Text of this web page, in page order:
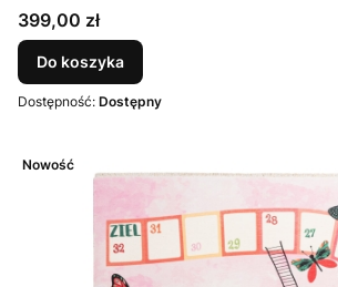
Cena
399,00 zł
Do koszyka
Dostępność: Dostępny
Nowość